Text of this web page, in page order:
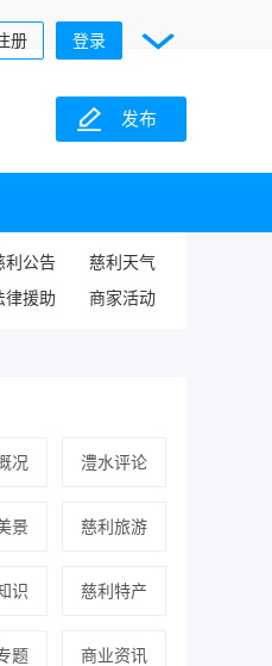
册 登录
发布
利公告
慈利天气
律援助 商家活动
况 澧水评论
景 慈利旅游
识 慈利特产
题 商业资讯